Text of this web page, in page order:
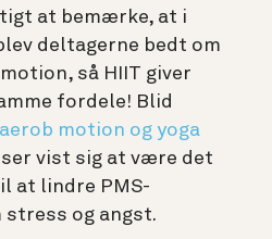
at bemærke, at i
deltagerne bedt om
så HIIT giver
fordele! Blid
aerob motion og yoga
vist sig at være det
at lindre PMS-
stress og angst.